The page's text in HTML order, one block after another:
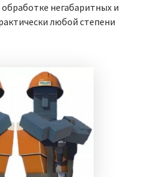
негабаритных и
любой степени